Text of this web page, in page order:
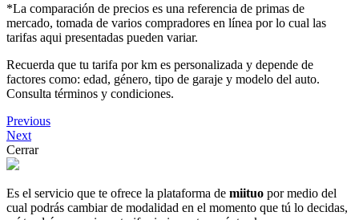
*La comparación de precios es una referencia de primas de
mercado, tomada de varios compradores en línea por lo cual las
tarifas aqui presentadas pueden variar.
Recuerda que tu tarifa por km es personalizada y depende de
factores como: edad, género, tipo de garaje y modelo del auto.
Consulta términos y condiciones.
Previous
Next
Cerrar
Es el servicio que te ofrece la plataforma de miituo por medio del
cual podrás cambiar de modalidad en el momento que tú lo decidas,